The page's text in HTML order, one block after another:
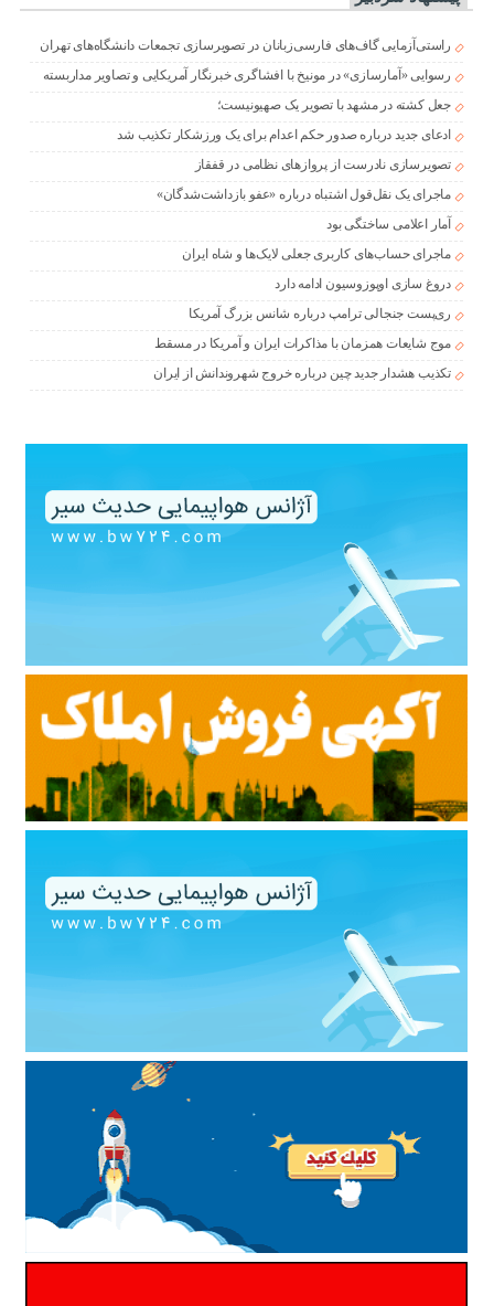
راستی‌آزمایی گاف‌های فارسی‌زبانان در تصویرسازی تجمعات دانشگاه‌های تهران
رسوایی «آمارسازی» در مونیخ با افشاگری خبرنگار آمریکایی و تصاویر مداربسته
جعل کشته در مشهد با تصویر یک صهیونیست؛
ادعای جدید درباره صدور حکم اعدام برای یک ورزشکار تکذیب شد
تصویرسازی نادرست از پروازهای نظامی در قفقاز
ماجرای یک نقل‌قول اشتباه درباره «عفو بازداشت‌شدگان»
آمار اعلامی ساختگی بود
ماجرای حساب‌های کاربری جعلی لایک‌ها و شاه ایران
دروغ سازی اوپوزوسیون ادامه دارد
ری‌پست جنجالی ترامپ درباره شانس بزرگ آمریکا
موج شایعات همزمان با مذاکرات ایران و آمریکا در مسقط
تکذیب هشدار جدید چین درباره خروج شهروندانش از ایران